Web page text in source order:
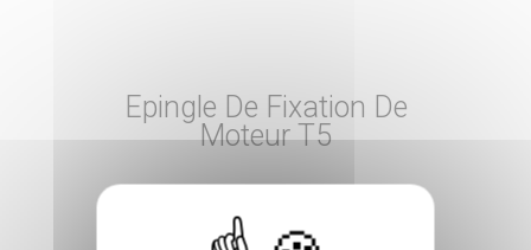
Epingle De Fixation De
Moteur T5